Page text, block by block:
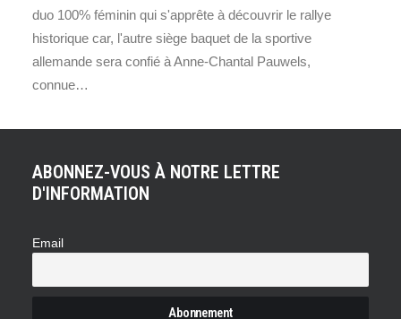
duo 100% féminin qui s'apprête à découvrir le rallye
historique car, l'autre siège baquet de la sportive
allemande sera confié à Anne-Chantal Pauwels,
connue…
ABONNEZ-VOUS À NOTRE LETTRE
D'INFORMATION
Email